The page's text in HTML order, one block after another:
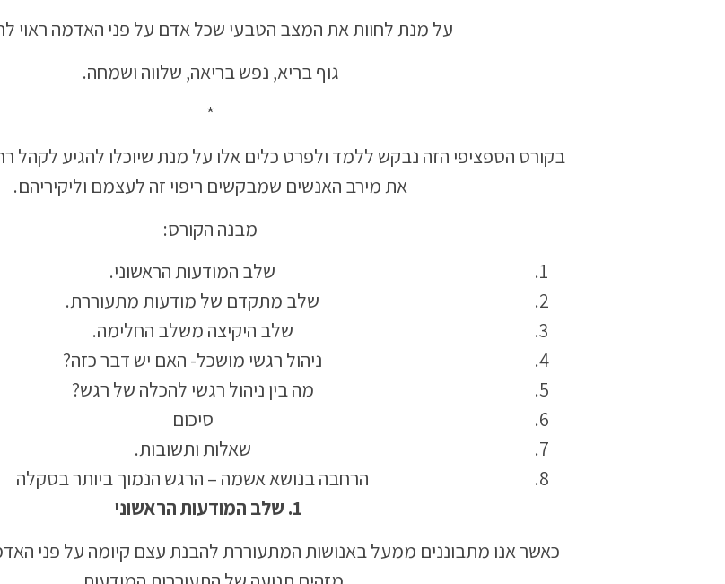
על מנת לחוות את המצב הטבעי שכל אדם על פני האדמה ראוי
גוף בריא, נפש בריאה, שלווה ושמחה.
*
בקורס הספציפי הזה נבקש ללמד ולפרט כלים אלו על מנת שיוכלו להגיע לקהל
את מירב האנשים שמבקשים ריפוי זה לעצמם וליקיריהם.
מבנה הקורס:
שלב המודעות הראשוני.
שלב מתקדם של מודעות מתעוררת.
שלב היקיצה משלב החלימה.
ניהול רגשי מושכל- האם יש דבר כזה?
מה בין ניהול רגשי להכלה של רגש?
סיכום
שאלות ותשובות.
הרחבה בנושא אשמה – הרגש הנמוך ביותר בסקלה
כאשר אנו מתבוננים ממעל באנושות המתעוררת להבנת עצם קיומה על פני